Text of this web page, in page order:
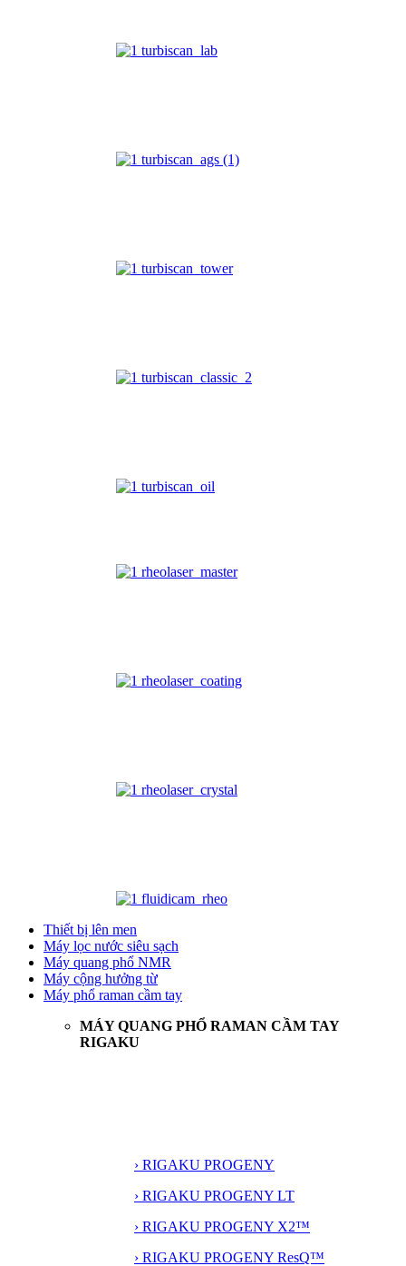
Thiết bị lên men
Máy lọc nước siêu sạch
Máy quang phổ NMR
Máy cộng hưởng từ
Máy phổ raman cầm tay
MÁY QUANG PHỔ RAMAN CẦM TAY
RIGAKU
› RIGAKU PROGENY
› RIGAKU PROGENY LT
› RIGAKU PROGENY X2™
› RIGAKU PROGENY ResQ™